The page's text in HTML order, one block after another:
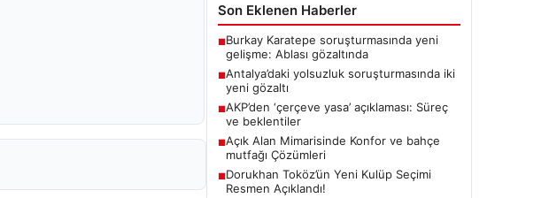
Son Eklenen Haberler
■Burkay Karatepe soruşturmasında yeni
gelişme: Ablası gözaltında
■Antalya’daki yolsuzluk soruşturmasında iki
yeni gözaltı
■AKP’den ‘çerçeve yasa’ açıklaması: Süreç
ve beklentiler
■Açık Alan Mimarisinde Konfor ve bahçe
mutfağı Çözümleri
■Dorukhan Toköz’ün Yeni Kulüp Seçimi
Resmen Açıklandı!